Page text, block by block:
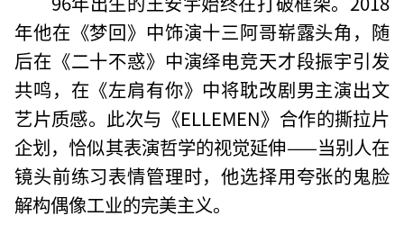
年他在《梦回》中饰演十三阿哥崭露头角，随
后在《二十不惑》中演绎电竞天才段振宇引发
共鸣，在《左肩有你》中将耽改剧男主演出文
艺片质感。此次与《ELLEMEN》合作的撕拉片
企划，恰似其表演哲学的视觉延伸——当别人在
镜头前练习表情管理时，他选择用夸张的鬼脸
解构偶像工业的完美主义。